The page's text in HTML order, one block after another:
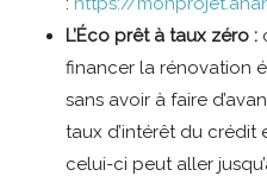
L’Éco prêt à taux zéro :
financer la rénovation
sans avoir à faire
taux d’intérêt du
celui-ci peut aller